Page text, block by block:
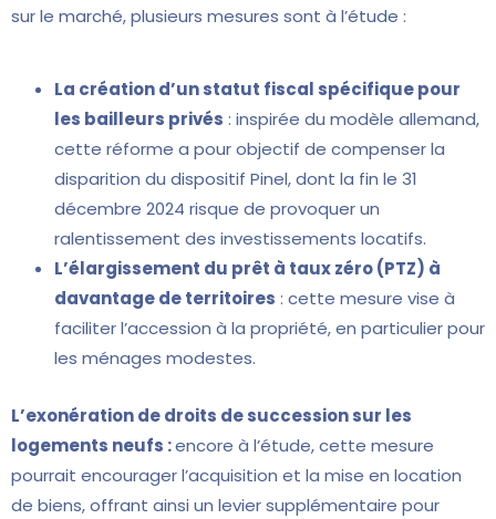
sur le marché, plusieurs mesures sont à l’étude :
La création d’un statut fiscal spécifique pour
les bailleurs privés : inspirée du modèle allemand,
cette réforme a pour objectif de compenser la
disparition du dispositif Pinel, dont la fin le 31
décembre 2024 risque de provoquer un
ralentissement des investissements locatifs.
L’élargissement du prêt à taux zéro (PTZ) à
davantage de territoires : cette mesure vise à
faciliter l’accession à la propriété, en particulier pour
les ménages modestes.
L’exonération de droits de succession sur les
logements neufs :encore à l’étude, cette mesure
pourrait encourager l’acquisition et la mise en location
de biens, offrant ainsi un levier supplémentaire pour